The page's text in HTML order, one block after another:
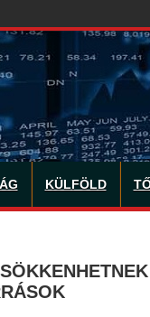
KÜLFÖLD